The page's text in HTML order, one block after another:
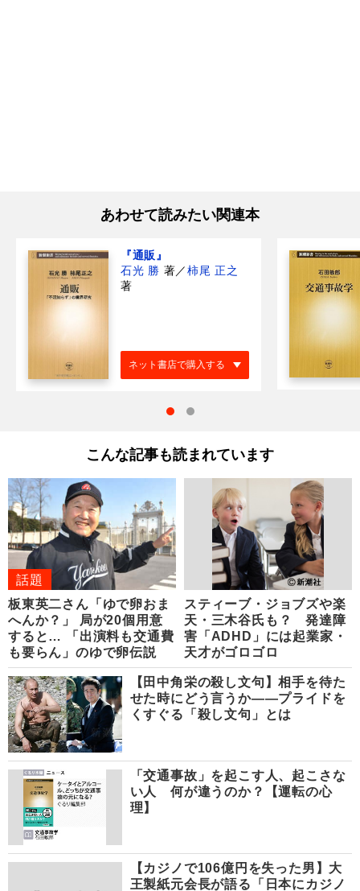
あわせて読みたい関連本
『通販』
石光 勝 著／柿尾 正之
著
ネット書店で購入する
こんな記事も読まれています
話題
板東英二さん「ゆで卵おま
へんか？」 局が20個用意
すると… 「出演料も交通費
も要らん」のゆで卵伝説
スティーブ・ジョブズや楽
天・三木谷氏も？ 発達障
害「ADHD」には起業家・
天才がゴロゴロ
【田中角栄の殺し文句】相手を待た
せた時にどう言うか――プライドを
くすぐる「殺し文句」とは
「交通事故」を起こす人、起こさな
い人 何が違うのか？【運転の心
理】
【カジノで106億円を失った男】大
王製紙元会長が語る「日本にカジノ